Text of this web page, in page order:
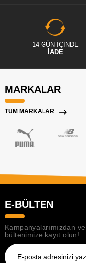
14 GÜN İÇİNDE
İADE
MARKALAR
TÜM MARKALAR
E-BÜLTEN
Kampanyalarımızdan
bültenimize kayıt olun!